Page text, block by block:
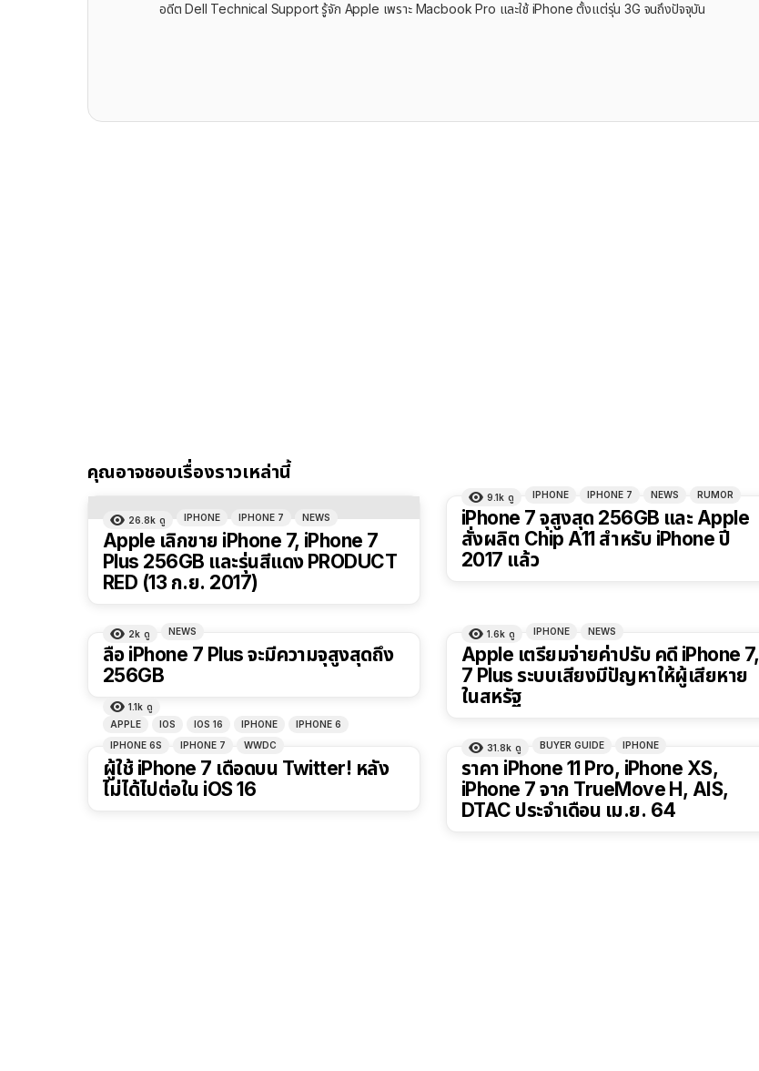
อดีต Dell Technical Support รู้จัก ​Apple เพราะ Macbook Pro และใช้ iPhone ตั้งแต่รุ่น 3G จนถึงปัจจุบัน
คุณอาจชอบเรื่องราวเหล่านี้
26.8k ดู IPHONE IPHONE 7 NEWS
Apple เลิกขาย iPhone 7, iPhone 7
Plus 256GB และรุ่นสีแดง PRODUCT
RED (13 ก.ย. 2017)
9.1k ดู IPHONE IPHONE 7 NEWS RUMOR
iPhone 7 จุสูงสุด 256GB และ Apple
สั่งผลิต Chip A11 สำหรับ iPhone ปี
2017 แล้ว
2k ดู NEWS
ลือ iPhone 7 Plus จะมีความจุสูงสุดถึง
256GB
1.6k ดู IPHONE NEWS
Apple เตรียมจ่ายค่าปรับ คดี iPhone 7,
7 Plus ระบบเสียงมีปัญหาให้ผู้เสียหาย
ในสหรัฐ
1.1k ดู
APPLE
IOS IOS 16 IPHONE
IPHONE 6
IPHONE 6S
IPHONE 7 WWDC
ผู้ใช้ iPhone 7 เดือดบน Twitter! หลัง
ไม่ได้ไปต่อใน iOS 16
31.8k ดู BUYER GUIDE IPHONE
ราคา iPhone 11 Pro, iPhone XS,
iPhone 7 จาก TrueMove H, AIS,
DTAC ประจำเดือน เม.ย. 64